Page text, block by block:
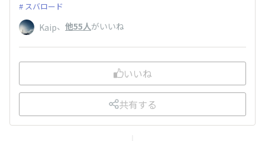
スバロード
Kaip、 他55人がいいね
いいね
共有する